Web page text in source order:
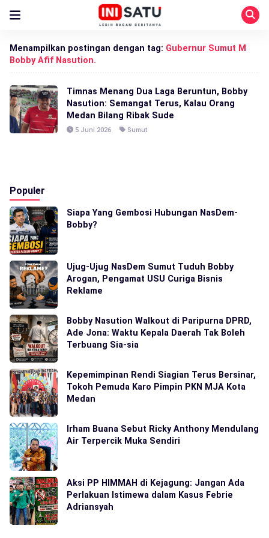
Menampilkan postingan dengan tag: Gubernur Sumut M
Bobby Afif Nasution.
Timnas Menang Dua Laga Beruntun, Bobby
Nasution: Semangat Terus, Kalau Orang
Medan Bilang Ribak Sude
5 Juni 2026 Sumut
Populer
Siapa Yang Gembosi Hubungan NasDem-
Bobby?
Ujug-Ujug NasDem Sumut Tuduh Bobby
Arogan, Pengamat USU Curiga Bisnis
Reklame
Bobby Nasution Walkout di Paripurna DPRD,
Ade Jona: Waktu Kepala Daerah Tak Boleh
Terbuang Sia-sia
Kepemimpinan Rendi Siagian Terus Bersinar,
Tokoh Pemuda Karo Pimpin PKN MJA Kota
Medan
Irham Buana Sebut Ricky Anthony Mendulang
Air Terpercik Muka Sendiri
Aksi PP HIMMAH di Kejagung: Jangan Ada
Perlakuan Istimewa dalam Kasus Febrie
Adriansyah